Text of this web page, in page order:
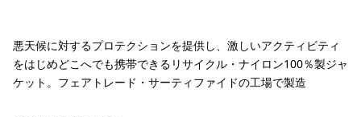
悪天候に対するプロテクションを提供し、激しいアクティビティ
をはじめどこへでも携帯できるリサイクル・ナイロン100％製ジャ
ケット。フェアトレード・サーティファイドの工場で製造